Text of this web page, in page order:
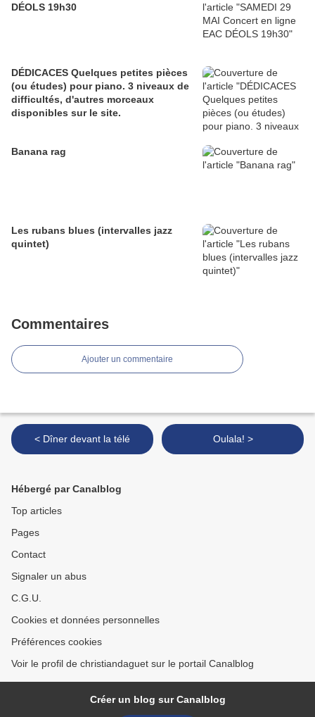
DÉOLS 19h30
DÉDICACES Quelques petites pièces
(ou études) pour piano. 3 niveaux de
difficultés, d'autres morceaux
disponibles sur le site.
Banana rag
Les rubans blues (intervalles jazz
quintet)
Commentaires
Ajouter un commentaire
< Dîner devant la télé Oulala! >
Hébergé par Canalblog
Top articles
Pages
Contact
Signaler un abus
C.G.U.
Cookies et données personnelles
Préférences cookies
Voir le profil de christiandaguet sur le portail Canalblog
Créer un blog sur Canalblog